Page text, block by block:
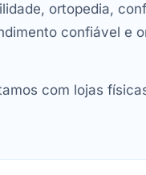
ortopedia,
confiável e
com lojas